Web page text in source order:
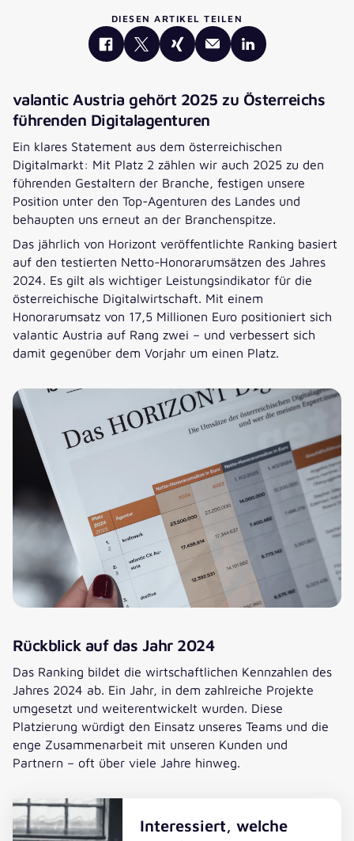
DIESEN ARTIKEL TEILEN
valantic Austria gehört 2025 zu Österreichs
führenden Digitalagenturen
Ein klares Statement aus dem österreichischen
Digitalmarkt: Mit Platz 2 zählen wir auch 2025 zu den
führenden Gestaltern der Branche, festigen unsere
Position unter den Top-Agenturen des Landes und
behaupten uns erneut an der Branchenspitze.
Das jährlich von Horizont veröffentlichte Ranking basiert
auf den testierten Netto-Honorarumsätzen des Jahres
2024. Es gilt als wichtiger Leistungsindikator für die
österreichische Digitalwirtschaft. Mit einem
Honorarumsatz von 17,5 Millionen Euro positioniert sich
valantic Austria auf Rang zwei – und verbessert sich
damit gegenüber dem Vorjahr um einen Platz.
Rückblick auf das Jahr 2024
Das Ranking bildet die wirtschaftlichen Kennzahlen des
Jahres 2024 ab. Ein Jahr, in dem zahlreiche Projekte
umgesetzt und weiterentwickelt wurden. Diese
Platzierung würdigt den Einsatz unseres Teams und die
enge Zusammenarbeit mit unseren Kunden und
Partnern – oft über viele Jahre hinweg.
Interessiert, welche